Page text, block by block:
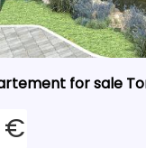
for sale
€